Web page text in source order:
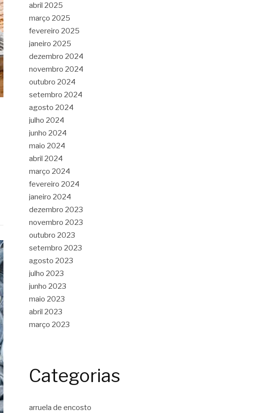
abril 2025
março 2025
fevereiro 2025
janeiro 2025
dezembro 2024
novembro 2024
outubro 2024
setembro 2024
agosto 2024
julho 2024
junho 2024
maio 2024
abril 2024
março 2024
fevereiro 2024
janeiro 2024
dezembro 2023
novembro 2023
outubro 2023
setembro 2023
agosto 2023
julho 2023
junho 2023
maio 2023
abril 2023
março 2023
Categorias
arruela de encosto